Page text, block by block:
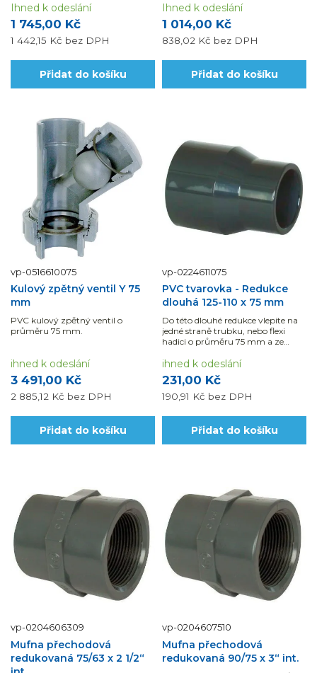
1 745,00 Kč
1 442,15 Kč bez DPH
Ihned k odeslání
Přidat do košíku
1 014,00 Kč
838,02 Kč bez DPH
Ihned k odeslání
Přidat do košíku
vp-0516610075
Kulový zpětný ventil Y 75
mm
PVC kulový zpětný ventil o
průměru 75 mm.
3 491,00 Kč
2 885,12 Kč bez DPH
ihned k odeslání
Přidat do košíku
vp-0224611075
PVC tvarovka - Redukce
dlouhá 125-110 x 75 mm
Do této dlouhé redukce vlepíte na
jedné straně trubku, nebo flexi
hadici o průměru 75 mm a ze
231,00 Kč
190,91 Kč bez DPH
ihned k odeslání
Přidat do košíku
vp-0204606309
Mufna přechodová
redukovaná 75/63 x 2 1/2“
vp-0204607510
Mufna přechodová
redukovaná 90/75 x 3“ int.